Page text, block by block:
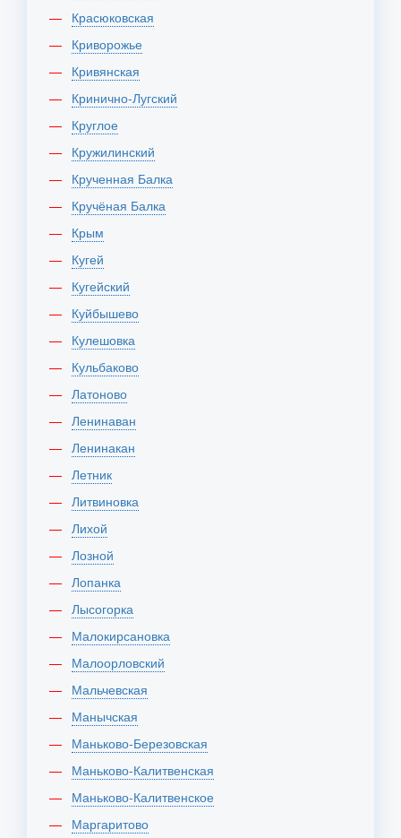
Красюковская
Криворожье
Кривянская
Кринично-Лугский
Круглое
Кружилинский
Крученная Балка
Кручёная Балка
Крым
Кугей
Кугейский
Куйбышево
Кулешовка
Кульбаково
Латоново
Ленинаван
Ленинакан
Летник
Литвиновка
Лихой
Лозной
Лопанка
Лысогорка
Малокирсановка
Малоорловский
Мальчевская
Манычская
Маньково-Березовская
Маньково-Калитвенская
Маньково-Калитвенское
Маргаритово